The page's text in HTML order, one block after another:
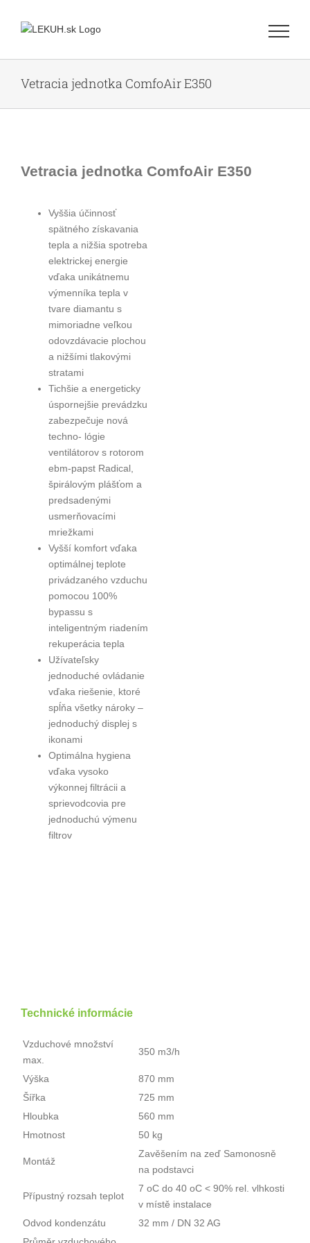
Vetracia jednotka ComfoAir E350
Vetracia jednotka ComfoAir E350
Vyššia účinnosť
spätného získavania
tepla a nižšia spotreba
elektrickej energie
vďaka unikátnemu
výmenníka tepla v
tvare diamantu s
mimoriadne veľkou
odovzdávacie plochou
a nižšími tlakovými
stratami
Tichšie a energeticky
úspornejšie prevádzku
zabezpečuje nová
techno- lógie
ventilátorov s rotorom
ebm-papst Radical,
špirálovým plášťom a
predsadenými
usmerňovacími
mriežkami
Vyšší komfort vďaka
optimálnej teplote
privádzaného vzduchu
pomocou 100%
bypassu s
inteligentným riadením
rekuperácia tepla
Užívateľsky
jednoduché ovládanie
vďaka riešenie, ktoré
spĺňa všetky nároky –
jednoduchý displej s
ikonami
Optimálna hygiena
vďaka vysoko
výkonnej filtrácii a
sprievodcovia pre
jednoduchú výmenu
filtrov
Technické informácie
Vzduchové množství
max.
350 m3/h
Výška
870 mm
Šířka
725 mm
Hloubka
560 mm
Hmotnost
50 kg
Montáž
Zavěšením na zeď Samonosně
na podstavci
Přípustný rozsah teplot
7 oC do 40 oC < 90% rel. vlhkosti
v místě instalace
Odvod kondenzátu
32 mm / DN 32 AG